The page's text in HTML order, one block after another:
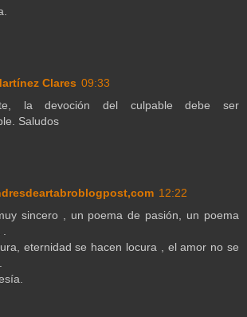
Clares 09:33
la devoción del culpable debe ser
Saludos
12:22
sincero , un poema de pasión, un poema
eternidad se hacen locura , el amor no se